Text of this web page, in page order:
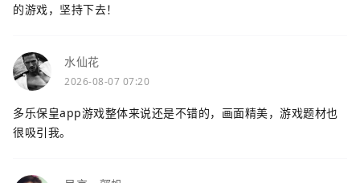
的游戏，坚持下去！
水仙花
2026-08-07 07:20
多乐保皇app游戏整体来说还是不错的，画面精美，游戏题材也
很吸引我。